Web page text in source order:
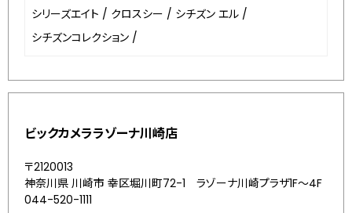
シリーズエイト / クロスシー / シチズン エル /
シチズンコレクション /
ビックカメララゾーナ川崎店
〒2120013
神奈川県 川崎市 幸区堀川町72-1 ラゾーナ川崎プラザ1F～4F
044-520-1111